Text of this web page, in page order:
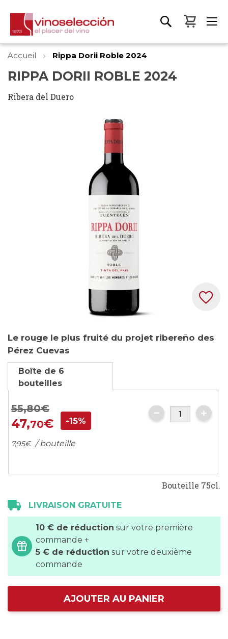
Mon
Accueil Rippa Dorii Roble 2024
RIPPA DORII ROBLE 2024
Ribera del Duero
to
the
beginning
the
images
gallery
Le rouge le plus fruité du projet ribereño des
Pérez Cuevas
Boîte de 6
bouteilles
55,80€
47,70€ -15%
7,95€ / bouteille
Bouteille 75cl.
LIVRAISON GRATUITE
10 € de réduction sur votre première
commande +
5 € de réduction sur votre deuxième
commande
AJOUTER AU PANIER